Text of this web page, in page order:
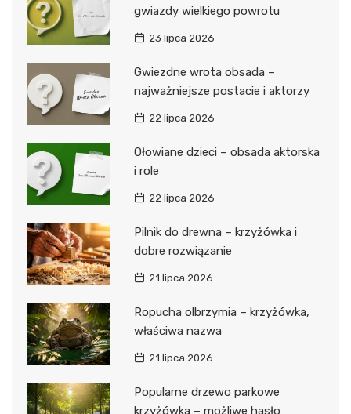
gwiazdy wielkiego powrotu
23 lipca 2026
Gwiezdne wrota obsada –
najważniejsze postacie i aktorzy
22 lipca 2026
Ołowiane dzieci – obsada aktorska
i role
22 lipca 2026
Pilnik do drewna – krzyżówka i
dobre rozwiązanie
21 lipca 2026
Ropucha olbrzymia – krzyżówka,
właściwa nazwa
21 lipca 2026
Popularne drzewo parkowe
krzyżówka – możliwe hasło